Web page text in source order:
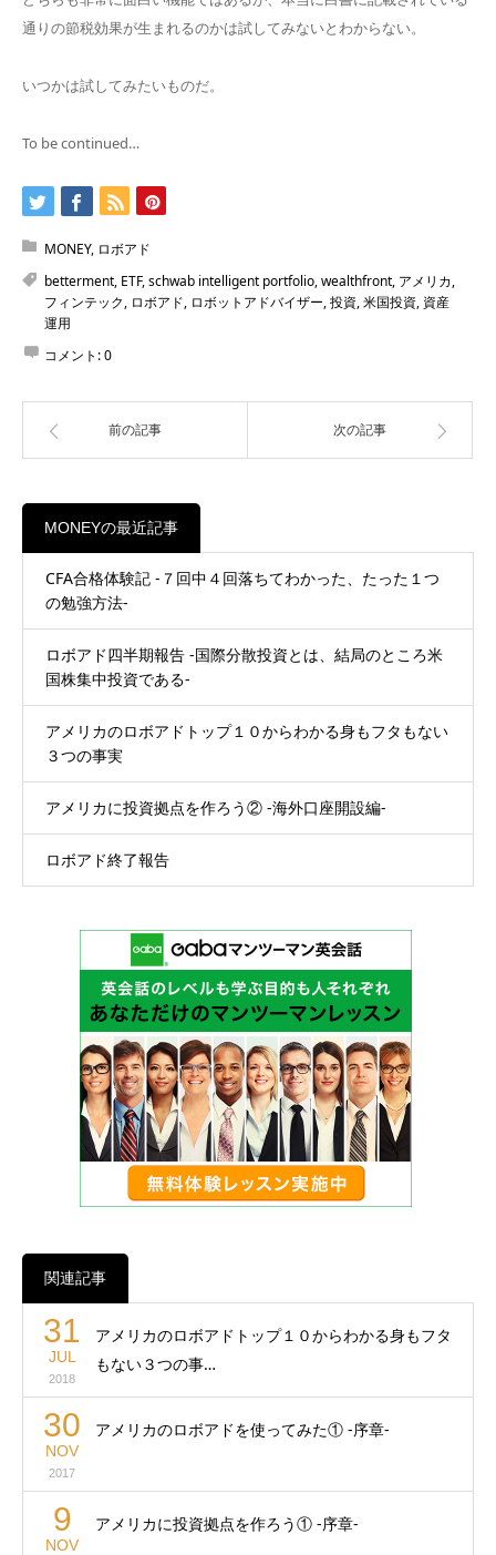
通りの節税効果が生まれるのかは試してみないとわからない。
いつかは試してみたいものだ。
To be continued…
MONEY, ロボアド
betterment, ETF,schwab intelligent portfolio,wealthfront, アメリカ,
フィンテック, ロボアド, ロボットアドバイザー,投資,米国投資, 資産
運用
コメント:0
前の記事 次の記事
MONEYの最近記事
CFA合格体験記 ‐７回中４回落ちてわかった、たった１つ
の勉強方法‐
ロボアド四半期報告 ‐国際分散投資とは、結局のところ米
国株集中投資である‐
アメリカのロボアドトップ１０からわかる身もフタもない
３つの事実
アメリカに投資拠点を作ろう② -海外口座開設編-
ロボアド終了報告
関連記事
31
JUL
2018
アメリカのロボアドトップ１０からわかる身もフタ
もない３つの事…
30
NOV
2017
アメリカのロボアドを使ってみた① -序章-
9
NOV
アメリカに投資拠点を作ろう① -序章-